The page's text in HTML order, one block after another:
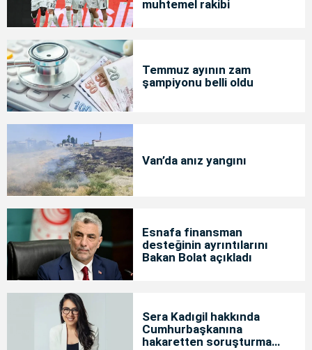
muhtemel rakibi
Temmuz ayının zam
şampiyonu belli oldu
Van’da anız yangını
Esnafa finansman
desteğinin ayrıntılarını
Bakan Bolat açıkladı
Sera Kadıgil hakkında
Cumhurbaşkanına
hakaretten soruşturma